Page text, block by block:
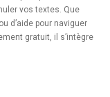
vos textes. Que
d’aide pour naviguer
gratuit, il s’intègre